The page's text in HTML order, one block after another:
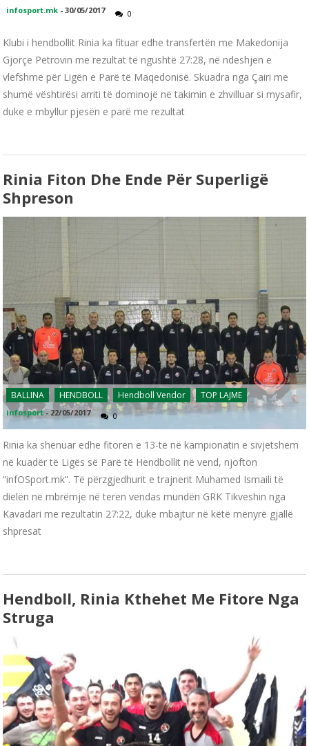
infosport.mk -30/05/2017 0
Klubi i hendbollit Rinia ka fituar edhe transfertën me Makedonija
Gjorçe Petrovin me rezultat të ngushtë 27:28, në ndeshjen e
vlefshme për Ligën e Parë të Maqedonisë. Skuadra nga Çairi me
shumë vështirësi arriti të dominojë në takimin e zhvilluar si mysafir,
duke e mbyllur pjesën e parë me rezultat
Rinia Fiton Dhe Ende Për Superligë
Shpreson
BALLINA HENDBOLL Hendboll Vendor TOP LAJME
infosport -22/05/2017 0
Rinia ka shënuar edhe fitoren e 13-të në kampionatin e sivjetshëm
në kuadër të Ligës së Parë të Hendbollit në vend, njofton
“infOSport.mk”. Të përzgjedhurit e trajnerit Muhamed Ismaili të
dielën në mbrëmje në teren vendas mundën GRK Tikveshin nga
Kavadari me rezultatin 27:22, duke mbajtur në këtë mënyrë gjallë
shpresat
Hendboll, Rinia Kthehet Me Fitore Nga
Struga